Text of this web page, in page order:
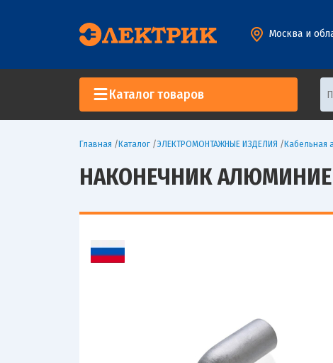
Москва и
Каталог товаров
Главная /Каталог /ЭЛЕКТРОМОНТАЖНЫЕ ИЗДЕЛИЯ /Кабельная
НАКОНЕЧНИК